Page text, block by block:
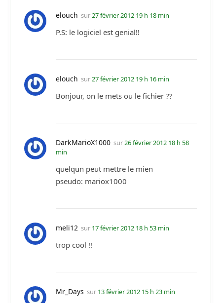
elouch sur27 février 2012 19 h 18 min
P.S: le logiciel est genial!!
elouch sur27 février 2012 19 h 16 min
Bonjour, on le mets ou le fichier ??
DarkMarioX1000 sur26 février 2012 18 h 58
min
quelqun peut mettre le mien
pseudo: mariox1000
meli12 sur 17 février 2012 18 h 53 min
trop cool !!
Mr_Days sur 13 février 2012 15 h 23 min